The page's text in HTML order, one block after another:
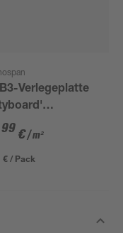
Verlegeplatte
1690 x
x 12 mm
99 €/ m²
€ / Pack